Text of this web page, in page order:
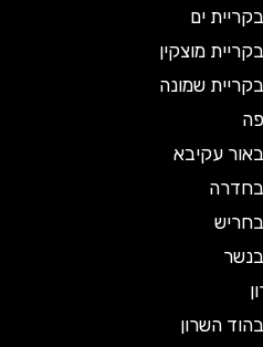
ים
מוצקין
שמונה
עקיבא